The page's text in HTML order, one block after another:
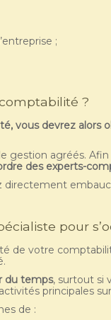
;
?
vous devrez alors
agréés. Afin
des experts-
directement
pour
de votre
du temps, surtout si
principales
de :